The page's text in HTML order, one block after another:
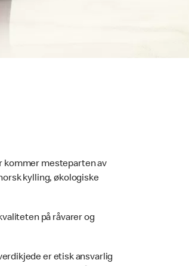
kommer mesteparten av
kylling, økologiske
på råvarer og
er etisk ansvarlig